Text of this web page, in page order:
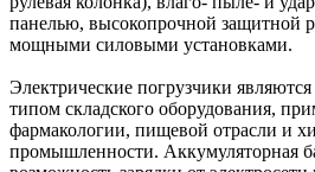
панелью, высокопрочной защитной
мощными силовыми установками.
Электрические погрузчики
типом складского оборудования,
фармакологии, пищевой отрасли и
промышленности. Аккумуляторная